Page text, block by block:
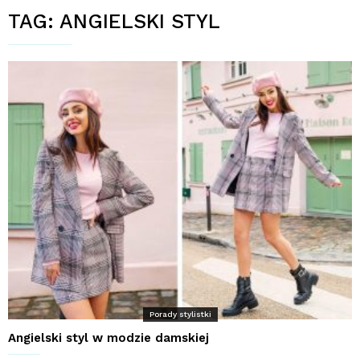
TAG: ANGIELSKI STYL
Porady stylistki
Angielski styl w modzie damskiej